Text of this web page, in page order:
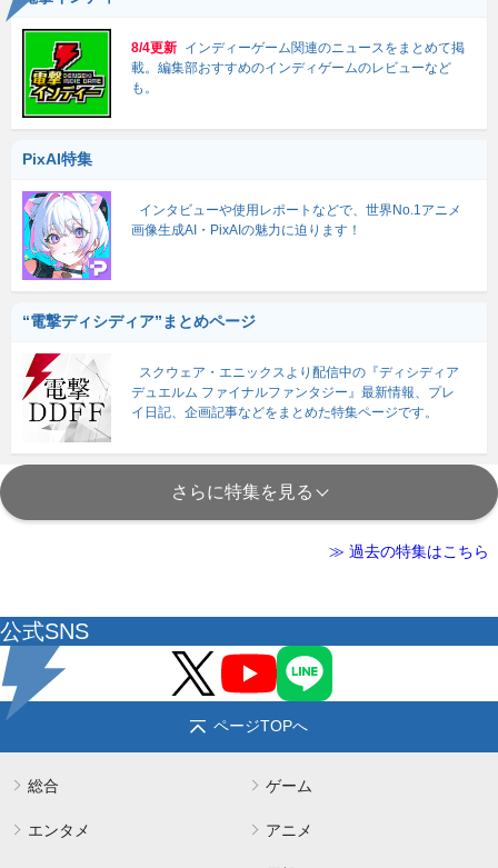
8/4更新 インディーゲーム関連のニュースをまとめて掲
載。編集部おすすめのインディゲームのレビューなど
も。
PixAI特集
インタビューや使用レポートなどで、世界No.1アニメ
画像生成AI・PixAIの魅力に迫ります！
“電撃ディシディア”まとめページ
スクウェア・エニックスより配信中の『ディシディア
デュエルム ファイナルファンタジー』最新情報、プレ
イ日記、企画記事などをまとめた特集ページです。
さらに特集を見る
≫ 過去の特集はこちら
公式SNS
ページTOPへ
総合 ゲーム
エンタメ アニメ